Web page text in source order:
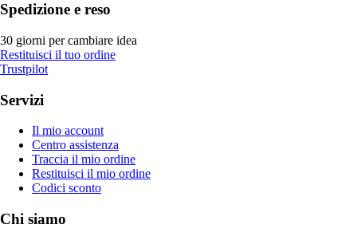
Spedizione e reso
30 giorni per cambiare idea
Restituisci il tuo ordine
Trustpilot
Servizi
Il mio account
Centro assistenza
Traccia il mio ordine
Restituisci il mio ordine
Codici sconto
Chi siamo